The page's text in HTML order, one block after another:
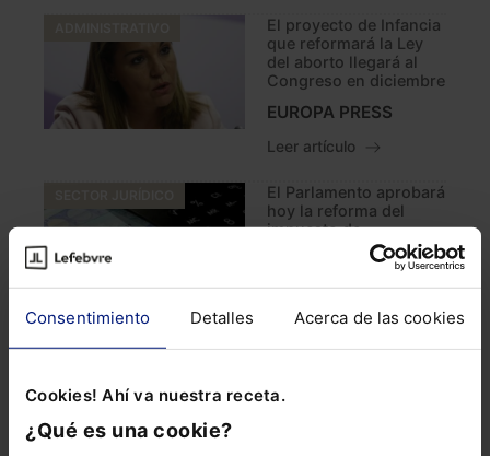
Consentimiento Detalles Acerca de las cookies
Cookies! Ahí va nuestra receta.
¿Qué es una cookie?
El proyecto de Infancia
que reformará la Ley
del aborto llegará al
Congreso en diciembre
EUROPA PRESS
Leer artículo
El Parlamento aprobará
hoy la reforma del
impuesto de
Archivos y Patrimonio